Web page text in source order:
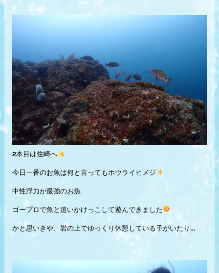
2本目は住崎へ
今日一番のお魚は何と言ってもホウライヒメジ
中性浮力が最強のお魚
ゴープロで魚と追いかけっこして遊んできました
かと思いきや、岩の上でゆっくり休憩している子がいたり…